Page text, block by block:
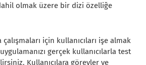
olmak üzere bir dizi özelliğe
çalışmaları için kullanıcıları işe almak
gerçek kullanıcılarla test
Kullanıcılara görevler ve